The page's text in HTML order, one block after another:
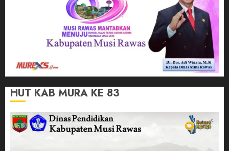
HUT KAB MURA KE 83